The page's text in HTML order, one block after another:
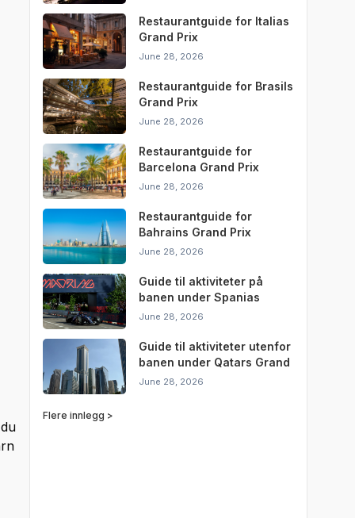
Restaurantguide for Italias
Grand Prix
June 28, 2026
Restaurantguide for Brasils
Grand Prix
June 28, 2026
Restaurantguide for
Barcelona Grand Prix
June 28, 2026
Restaurantguide for
Bahrains Grand Prix
June 28, 2026
Guide til aktiviteter på
banen under Spanias
Grand Prix
June 28, 2026
Guide til aktiviteter utenfor
banen under Qatars Grand
Prix
June 28, 2026
Flere innlegg >